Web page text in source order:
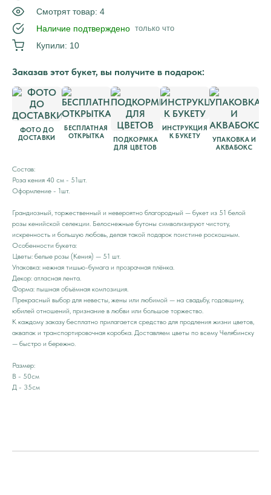
Смотрят товар: 4
Наличие подтверждено только что
Купили: 10
Заказав этот букет, вы получите в подарок:
ФОТО ДО
ДОСТАВКИ
БЕСПЛАТНАЯ
ОТКРЫТКА
ПОДКОРМКА
ДЛЯ ЦВЕТОВ
ИНСТРУКЦИЯ
К БУКЕТУ
УПАКОВКА И
АКВАБОКС
Состав:
Роза кения 40 см - 51шт.
Оформление - 1шт.
Грандиозный, торжественный и невероятно благородный — букет из 51 белой
розы кенийской селекции. Белоснежные бутоны символизируют чистоту,
искренность и большую любовь, делая такой подарок поистине роскошным.
Особенности букета:
Цветы: белые розы (Кения) — 51 шт.
Упаковка: нежная тишью-бумага и прозрачная плёнка.
Декор: атласная лента.
Форма: пышная объёмная композиция.
Прекрасный выбор для невесты, жены или любимой — на свадьбу, годовщину,
юбилей отношений, признание в любви или большое торжество.
К каждому заказу бесплатно прилагается средство для продления жизни цветов,
аквапак и транспортировочная коробка. Доставляем цветы по всему Челябинску
— быстро и бережно.
Размер:
В - 50см
Д - 35см